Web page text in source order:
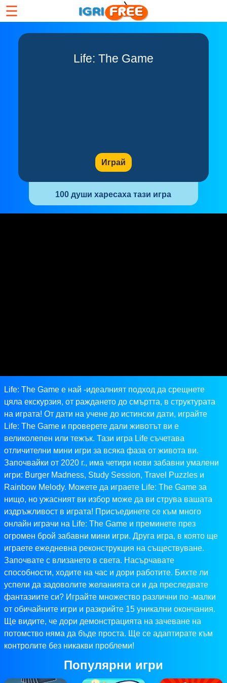
☰
Life: The Game
Играй
100 души харесаха тази игра
Life: The Game е най -идеалният подход да срещнете
цяла екскурзия, от раждането до смъртта, в структурата
на играта! От дати на учене до истински дати, играйте
Life: The Game и проверете дали животът ви е
великолепен или тежък. Тази игра Life съчетава
отличителни мини игри за всяка фаза от живота ви.
Започвайки от 2020 г., има четири нови забавни умалени
игри: Burger Madness, Study Session, Travel Puzzles и
Rainbow Melody. Можете да играете Life: The Game за
нищо, но ужасният ви избор може да ви струва вашата
издръжливост в играта! Присъединете се към много
онлайн играчи на Life: The Game и преминете през
огромен брой забавни мини игри. Друга игра, в която ще
играете ежедневна реконструкция на съществуване.
Започвате с влизането в света. Насърчавате
способности, ходите на час и дори работите. Бихте ли
успели да задоволите желанията си и да преследвате
фантазиите си? Играйте множество различни по -малки
от обичайните игри и разкрийте 15 уникални окончания.
Ще видите, че дори демонстрацията на зачеване на
потомство няма да бъде проста. Ще се адаптирате към
контролите без никакви проблеми!
Популярни игри